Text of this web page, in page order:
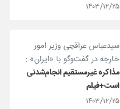
۱۴۰۳/۱۲/۲۵
سیدعباس عراقچی وزیر امور
خارجه در گفت‌و‌گو با «ایران» :
مذاکره غیرمستقیم انجام‌شدنی
است+فیلم
۱۴۰۳/۱۲/۲۵